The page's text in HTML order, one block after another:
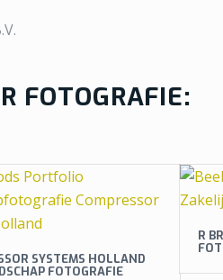
FOTOGRAFIE:
SYSTEMS HOLLAND
FOTOGRAFIE
R